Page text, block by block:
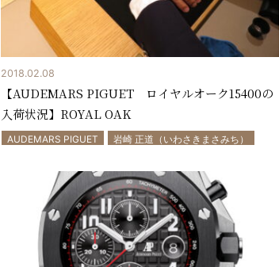
2018.02.08
【AUDEMARS PIGUET ロイヤルオーク15400の
入荷状況】ROYAL OAK
AUDEMARS PIGUET 岩崎 正道（いわさきまさみち）